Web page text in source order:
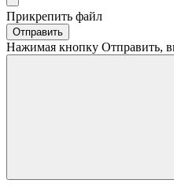
Прикрепить файл
Отправить
Нажимая кнопку Отправить,